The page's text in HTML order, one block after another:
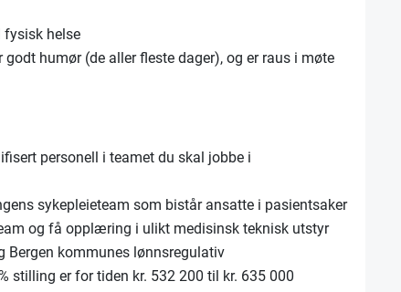
fysisk helse
humør (de aller fleste dager), og er raus i møte
personell i teamet du skal jobbe i
sykepleieteam som bistår ansatte i pasientsaker
og få opplæring i ulikt medisinsk teknisk utstyr
Bergen kommunes lønnsregulativ
stilling er for tiden kr. 532 200 til kr. 635 000